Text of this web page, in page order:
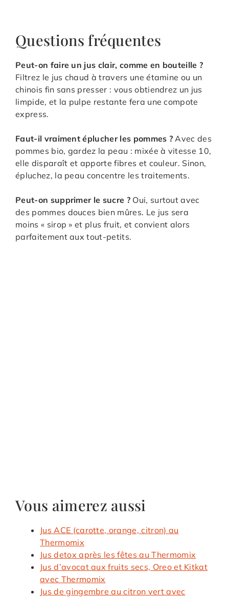
Questions fréquentes
Peut-on faire un jus clair, comme en bouteille ?
Filtrez le jus chaud à travers une étamine ou un
chinois fin sans presser : vous obtiendrez un jus
limpide, et la pulpe restante fera une compote
express.
Faut-il vraiment éplucher les pommes ? Avec des
pommes bio, gardez la peau : mixée à vitesse 10,
elle disparaît et apporte fibres et couleur. Sinon,
épluchez, la peau concentre les traitements.
Peut-on supprimer le sucre ?Oui, surtout avec
des pommes douces bien mûres. Le jus sera
moins « sirop » et plus fruit, et convient alors
parfaitement aux tout-petits.
Vous aimerez aussi
Jus ACE (carotte, orange, citron) au
Thermomix
Jus detox après les fêtes au Thermomix
Jus d’avocat aux fruits secs, Oreo et Kitkat
avec Thermomix
Jus de gingembre au citron vert avec